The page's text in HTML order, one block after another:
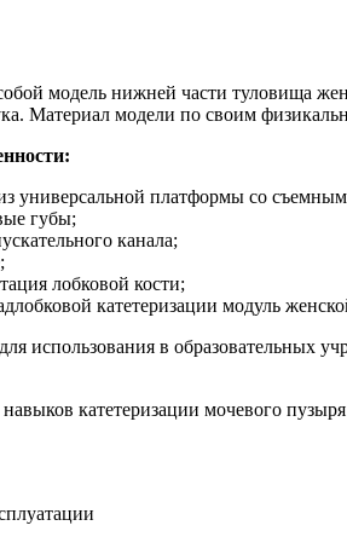
модель нижней части туловища
Материал модели по своим
универсальной платформы со
губы;
канала;
лобковой кости;
катетеризации модуль
использования в образовательных
катетеризации мочевого